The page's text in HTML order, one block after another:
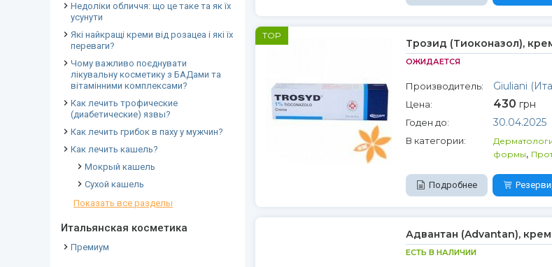
Недоліки обличчя: що це таке та як їх
усунути
Які найкращі креми від розацеа і які їх
переваги?
Чому важливо поєднувати
лікувальну косметику з БАДами та
вітамінними комплексами?
Как лечить трофические
(диабетические) язвы?
Как лечить грибок в паху у мужчин?
Как лечить кашель?
Мокрый кашель
Сухой кашель
Показать все разделы
Итальянская косметика
Премиум
TOP
Трозид (Тиоконазол),
ОЖИДАЕТСЯ
Производитель: Giuliani
Цена: 430 грн
Годен до: 30.04.2025
В категории:
формы,
Подробнее
Адвантан (Advantan), крем
ЕСТЬ В НАЛИЧИИ